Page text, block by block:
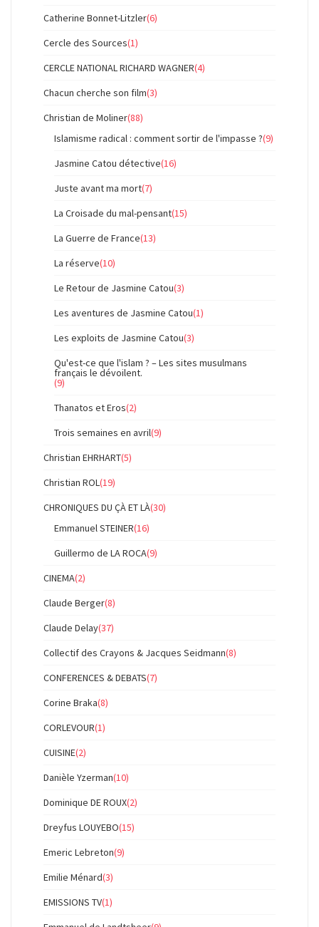
Catherine Bonnet-Litzler(6)
Cercle des Sources(1)
CERCLE NATIONAL RICHARD WAGNER(4)
Chacun cherche son film(3)
Christian de Moliner(88)
Islamisme radical : comment sortir de l'impasse ?(9)
Jasmine Catou détective(16)
Juste avant ma mort(7)
La Croisade du mal-pensant(15)
La Guerre de France(13)
La réserve(10)
Le Retour de Jasmine Catou(3)
Les aventures de Jasmine Catou(1)
Les exploits de Jasmine Catou(3)
Qu'est-ce que l'islam ? – Les sites musulmans
français le dévoilent.
(9)
Thanatos et Eros(2)
Trois semaines en avril(9)
Christian EHRHART(5)
Christian ROL(19)
CHRONIQUES DU ÇÀ ET LÀ(30)
Emmanuel STEINER(16)
Guillermo de LA ROCA(9)
CINEMA(2)
Claude Berger(8)
Claude Delay(37)
Collectif des Crayons & Jacques Seidmann(8)
CONFERENCES & DEBATS(7)
Corine Braka(8)
CORLEVOUR(1)
CUISINE(2)
Danièle Yzerman(10)
Dominique DE ROUX(2)
Dreyfus LOUYEBO(15)
Emeric Lebreton(9)
Emilie Ménard(3)
EMISSIONS TV(1)